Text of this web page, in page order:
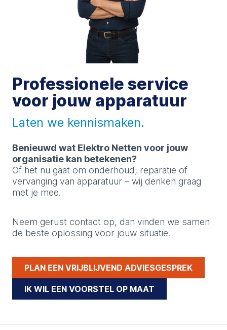
Professionele service
voor jouw apparatuur
Laten we kennismaken.
Benieuwd wat Elektro Netten voor jouw
organisatie kan betekenen?
Of het nu gaat om onderhoud, reparatie of
vervanging van apparatuur – wij denken graag
met je mee.
Neem gerust contact op, dan vinden we samen
de beste oplossing voor jouw situatie.
PLAN EEN VRIJBLIJVEND ADVIESGESPREK
IK WIL EEN VOORSTEL OP MAAT